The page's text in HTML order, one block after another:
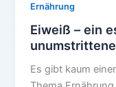
Ernährung
Eiweiß – ein
Es gibt kaum